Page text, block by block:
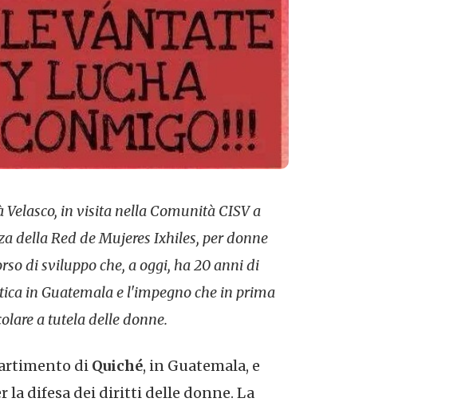
in visita nella Comunità CISV a
della Red de Mujeres Ixhiles, per donne
di sviluppo che, a oggi, ha 20 anni di
in Guatemala e l'impegno che in prima
a tutela delle donne.
di Quiché, in Guatemala, e
la difesa dei diritti delle donne. La